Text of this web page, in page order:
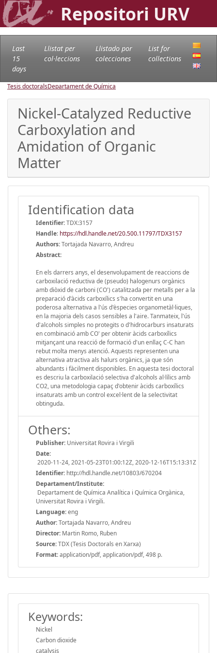
Repositori URV
Last
15
days
Llistat per
col·leccions
Llistado por
colecciones
List for
collections
Tesis doctoralsDepartament de Química
Nickel-Catalyzed Reductive
Carboxylation and
Amidation of Organic
Matter
Identification data
Identifier:TDX:3157
Handle: https://hdl.handle.net/20.500.11797/TDX3157
Authors:Tortajada Navarro, Andreu
Abstract:
En els darrers anys, el desenvolupament de reaccions de
carboxilació reductiva de (pseudo) halogenurs orgànics
amb diòxid de carboni (CO') catalitzada per metalls per a la
preparació d'àcids carboxílics s'ha convertit en una
poderosa alternativa a l'ús d'èspecies organometàl·liques,
en la majoria dels casos sensibles a l'aire. Tanmateix, l'ús
d'alcohols simples no protegits o d'hidrocarburs insaturats
en combinació amb CO' per obtenir àcids carboxílics
mitjançant una reacció de formació d'un enllaç C-C han
rebut molta menys atenció. Aquests representen una
alternativa atractiva als halurs orgànics, ja que són
abundants i fàcilment disponibles. En aquesta tesi doctoral
es descriu la carboxilació selectiva d'alcohols al·lílics amb
CO2, una metodologia capaç d'obtenir àcids carboxílics
insaturats amb un control excel·lent de la selectivitat
obtinguda.
Others:
Publisher: Universitat Rovira i Virgili
Date:
2020-11-24, 2021-05-23T01:00:12Z, 2020-12-16T15:13:31Z
Identifier: http://hdl.handle.net/10803/670204
Departament/Institute:
Departament de Química Analítica i Química Orgànica,
Universitat Rovira i Virgili.
Language:eng
Author:Tortajada Navarro, Andreu
Director: Martin Romo, Ruben
Source:TDX (Tesis Doctorals en Xarxa)
Format:application/pdf, application/pdf, 498 p.
Keywords:
Nickel
Carbon dioxide
catalysis